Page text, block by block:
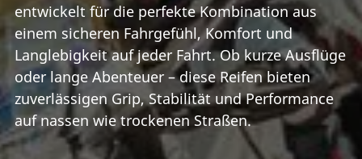
entwickelt für die perfekte Kombination aus
einem sicheren Fahrgefühl, Komfort und
Langlebigkeit auf jeder Fahrt. Ob kurze Ausflüge
oder lange Abenteuer – diese Reifen bieten
zuverlässigen Grip, Stabilität und Performance
auf nassen wie trockenen Straßen.